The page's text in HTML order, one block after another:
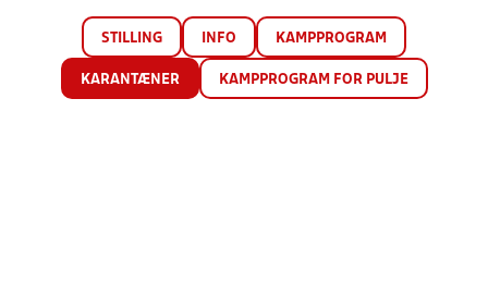
STILLING INFO KAMPPROGRAM
KARANTÆNER KAMPPROGRAM FOR PULJE